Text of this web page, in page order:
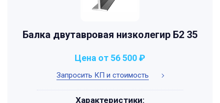
Балка двутавровая низколегир Б2 35
Запросить КП и стоимость
Цена от 56 500 ₽
Характеристики: